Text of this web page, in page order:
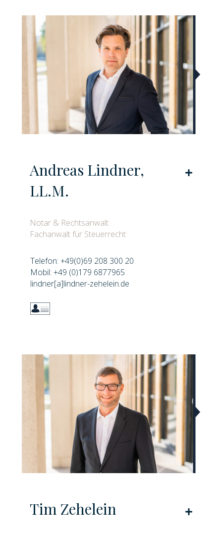
Andreas Lindner,
LL.M.
Notar & Rechtsanwalt
Fachanwalt für Steuerrecht
Expand
Telefon: +49(0)69 208 300 20
Mobil: +49 (0)179 6877965
lindner[a]lindner-zehelein.de
Tim Zehelein Expand